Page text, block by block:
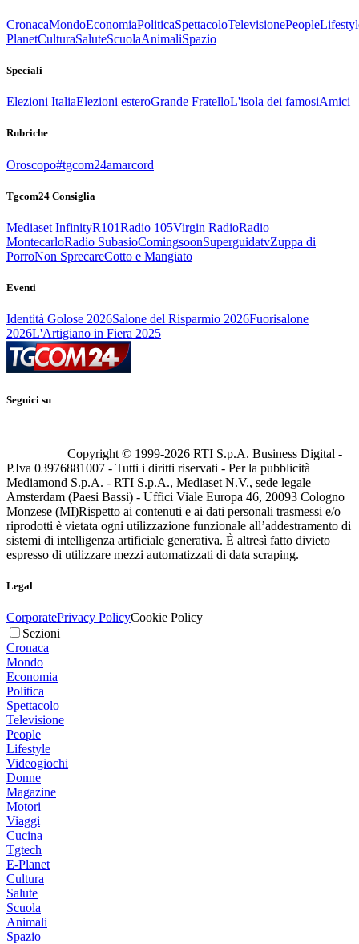
CronacaMondoEconomiaPoliticaSpettacoloTelevisionePeople
PlanetCulturaSaluteScuolaAnimaliSpazio
Speciali
Elezioni ItaliaElezioni esteroGrande FratelloL'isola dei famosiAmici
Rubriche
Oroscopo#tgcom24amarcord
Tgcom24 Consiglia
Mediaset InfinityR101Radio 105Virgin RadioRadio
MontecarloRadio SubasioComingsoonSuperguidatvZuppa di
PorroNon SprecareCotto e Mangiato
Eventi
Identità Golose 2026Salone del Risparmio 2026Fuorisalone
2026L'Artigiano in Fiera 2025
Seguici su
Copyright © 1999-2026 RTI S.p.A. Business Digital -
P.Iva 03976881007 - Tutti i diritti riservati - Per la pubblicità
Mediamond S.p.A. - RTI S.p.A., Mediaset N.V., sede legale
Amsterdam (Paesi Bassi) - Uffici Viale Europa 46, 20093 Cologno
Monzese (MI)Rispetto ai contenuti e ai dati personali trasmessi e/o
riprodotti è vietata ogni utilizzazione funzionale all’addestramento di
sistemi di intelligenza artificiale generativa. È altresì fatto divieto
espresso di utilizzare mezzi automatizzati di data scraping.
Legal
CorporatePrivacy PolicyCookie Policy
Sezioni
Cronaca
Mondo
Economia
Politica
Spettacolo
Televisione
People
Lifestyle
Videogiochi
Donne
Magazine
Motori
Viaggi
Cucina
Tgtech
E-Planet
Cultura
Salute
Scuola
Animali
Spazio